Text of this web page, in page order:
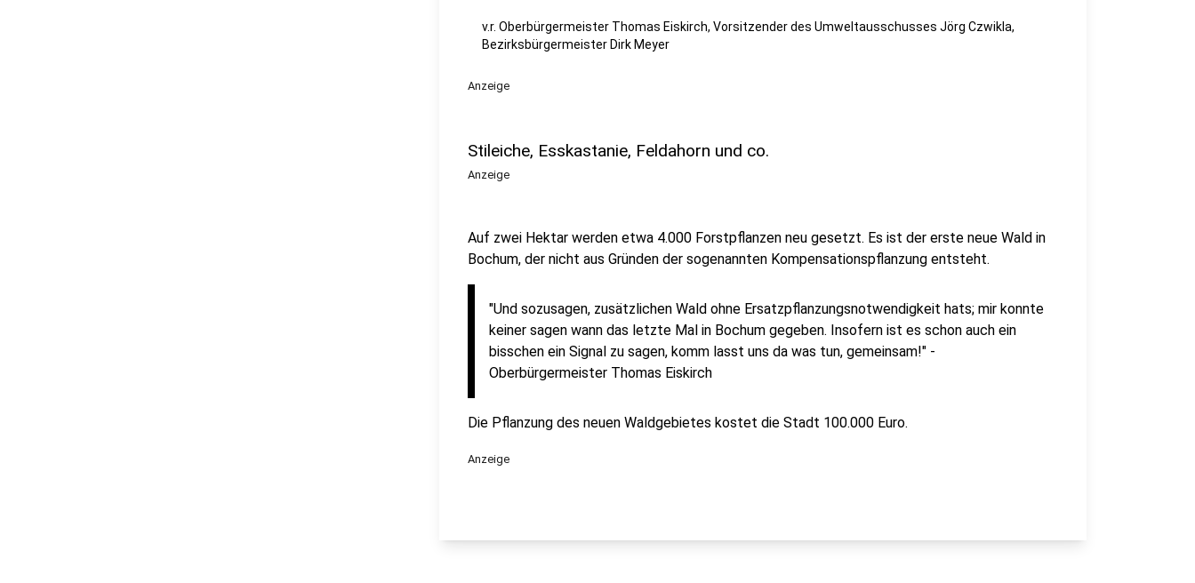
v.r. Oberbürgermeister Thomas Eiskirch, Vorsitzender des Umweltausschusses Jörg Czwikla,
Bezirksbürgermeister Dirk Meyer
Anzeige
Stileiche, Esskastanie, Feldahorn und co.
Anzeige
Auf zwei Hektar werden etwa 4.000 Forstpflanzen neu gesetzt. Es ist der erste neue Wald in
Bochum, der nicht aus Gründen der sogenannten Kompensationspflanzung entsteht.
"Und sozusagen, zusätzlichen Wald ohne Ersatzpflanzungsnotwendigkeit hats; mir konnte
keiner sagen wann das letzte Mal in Bochum gegeben. Insofern ist es schon auch ein
bisschen ein Signal zu sagen, komm lasst uns da was tun, gemeinsam!" -
Oberbürgermeister Thomas Eiskirch
Die Pflanzung des neuen Waldgebietes kostet die Stadt 100.000 Euro.
Anzeige